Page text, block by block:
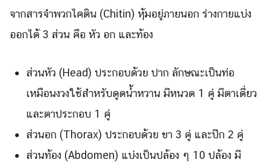
จากสารจำพวกไคติน (Chitin) หุ้มอยู่ภายนอก ร่างกายแบ่ง
ออกได้ 3 ส่วน คือ หัว อก และท้อง
ส่วนหัว (Head) ประกอบด้วย ปาก ลักษณะเป็นท่อ
เหมือนงวงใช้สำหรับดูดน้ำหวาน มีหนวด 1 คู่ มีตาเดี่ยว
และตาประกอบ 1 คู่
ส่วนอก (Thorax) ประกอบด้วย ขา 3 คู่ และปีก 2 คู่
ส่วนท้อง (Abdomen) แบ่งเป็นปล้อง ๆ 10 ปล้อง มี